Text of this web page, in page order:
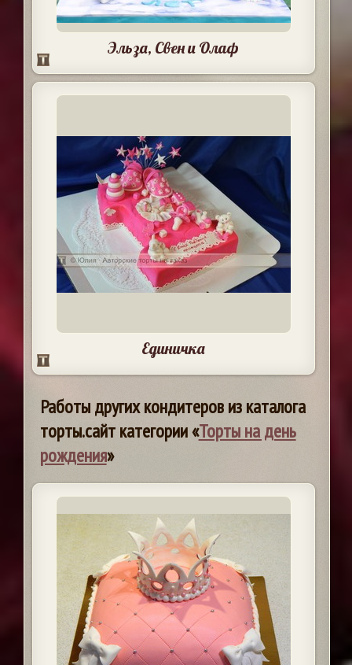
Эльза, Свен и Олаф
Единичка
Работы других кондитеров из каталога
торты.сайт категории «Торты на день
рождения»